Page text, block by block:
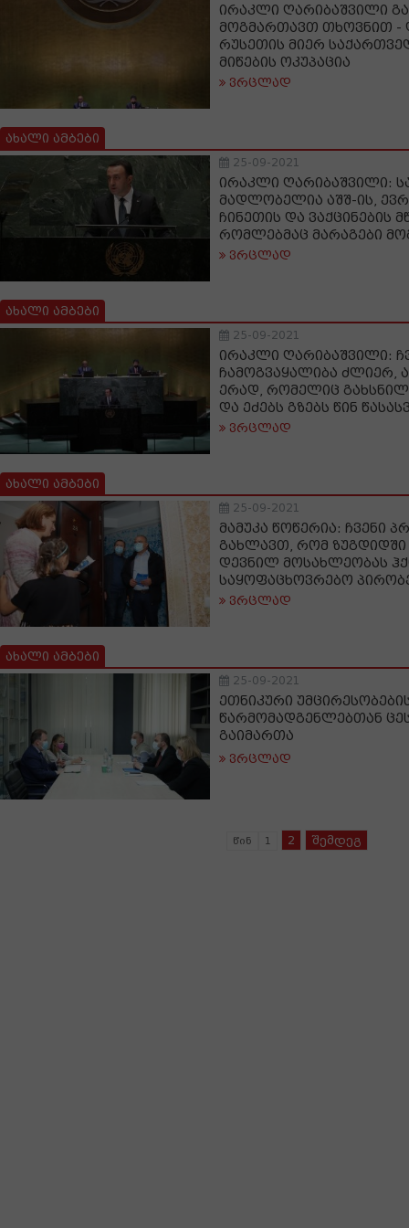
ირაკლი ღარიბაშვილი
მოგმართავთ თხოვნით
რუსეთის მიერ
მიწების ოკუპაცია
ვრცლად
ახალი ამბები
25-09-2021
ირაკლი ღარიბაშვილი:
მადლობელია აშშ-ის,
ჩინეთის და ვაქცინების
რომლებმაც მარაგები
ვრცლად
ახალი ამბები
25-09-2021
ირაკლი ღარიბაშვილი:
ჩამოგვაყალიბა ძლიერ,
ერად, რომელიც
და ეძებს გზებს წინ
ვრცლად
ახალი ამბები
25-09-2021
მამუკა წოწერია: ჩვენი
გახლავთ, რომ
დევნილ მოსახლეობას
საყოფაცხოვრებო
ვრცლად
ახალი ამბები
25-09-2021
ეთნიკური
წარმომადგენლებთან
გაიმართა
ვრცლად
წინ 1 2 შემდეგ